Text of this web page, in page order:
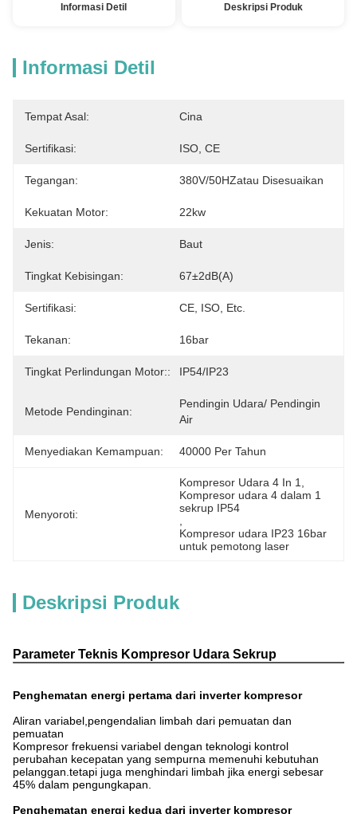
Informasi Detil Deskripsi Produk
Informasi Detil
Tempat Asal: Cina
Sertifikasi: ISO, CE
Tegangan: 380V/50HZatau Disesuaikan
Kekuatan Motor: 22kw
Jenis: Baut
Tingkat Kebisingan: 67±2dB(A)
Sertifikasi: CE, ISO, Etc.
Tekanan: 16bar
Tingkat Perlindungan Motor:: IP54/IP23
Metode Pendinginan:
Pendingin Udara/ Pendingin
Air
Menyediakan Kemampuan: 40000 Per Tahun
Menyoroti:
Kompresor Udara 4 In 1
Kompresor udara 4 dalam 1
sekrup IP54
Kompresor udara IP23 16bar
untuk pemotong laser
Deskripsi Produk
Parameter Teknis Kompresor Udara Sekrup
kw
m3/menit
Mpa
((L*W*H) mm
JM-30-
ATY/16
22 2 1.6 1770x750x1590
Penghematan energi pertama dari inverter kompresor
Aliran variabel,pengendalian limbah dari pemuatan dan
pemuatan
Kompresor frekuensi variabel dengan teknologi kontrol
perubahan kecepatan yang sempurna memenuhi kebutuhan
pelanggan.tetapi juga menghindari limbah jika energi sebesar
45% dalam pengungkapan.
Penghematan energi kedua dari inverter kompresor